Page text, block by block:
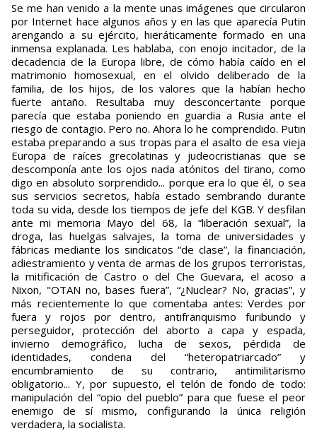
Se me han venido a la mente unas imágenes que circularon
por Internet hace algunos años y en las que aparecía Putin
arengando a su ejército, hieráticamente formado en una
inmensa explanada. Les hablaba, con enojo incitador, de la
decadencia de la Europa libre, de cómo había caído en el
matrimonio homosexual, en el olvido deliberado de la
familia, de los hijos, de los valores que la habían hecho
fuerte antaño. Resultaba muy desconcertante porque
parecía que estaba poniendo en guardia a Rusia ante el
riesgo de contagio. Pero no. Ahora lo he comprendido. Putin
estaba preparando a sus tropas para el asalto de esa vieja
Europa de raíces grecolatinas y judeocristianas que se
descomponía ante los ojos nada atónitos del tirano, como
digo en absoluto sorprendido... porque era lo que él, o sea
sus servicios secretos, había estado sembrando durante
toda su vida, desde los tiempos de jefe del KGB. Y desfilan
ante mi memoria Mayo del 68, la “liberación sexual”, la
droga, las huelgas salvajes, la toma de universidades y
fábricas mediante los sindicatos “de clase”, la financiación,
adiestramiento y venta de armas de los grupos terroristas,
la mitificación de Castro o del Che Guevara, el acoso a
Nixon, "OTAN no, bases fuera”, “¿Nuclear? No, gracias”, y
más recientemente lo que comentaba antes: Verdes por
fuera y rojos por dentro, antifranquismo furibundo y
perseguidor, protección del aborto a capa y espada,
invierno demográfico, lucha de sexos, pérdida de
identidades, condena del “heteropatriarcado” y
encumbramiento de su contrario, antimilitarismo
obligatorio... Y, por supuesto, el telón de fondo de todo:
manipulación del “opio del pueblo” para que fuese el peor
enemigo de sí mismo, configurando la única religión
verdadera, la socialista.